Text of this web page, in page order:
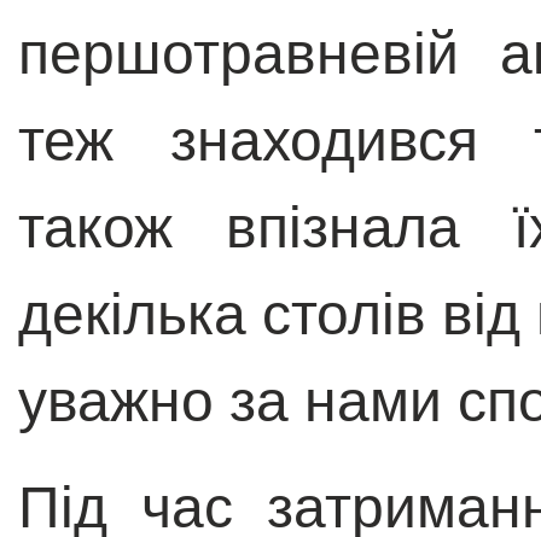
першотравневій
теж
також
декілька столів
уважно за нами
Під час